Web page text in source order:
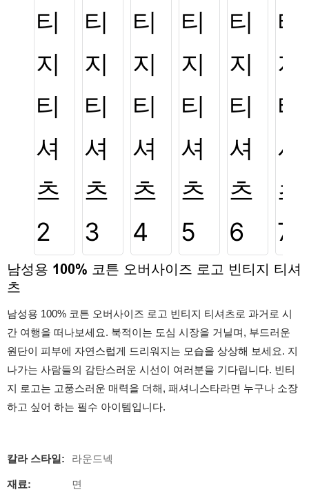
남성용 100% 코튼 오버사이즈 로고 빈티지 티셔
츠
남성용 100% 코튼 오버사이즈 로고 빈티지 티셔츠로 과거로 시
간 여행을 떠나보세요. 북적이는 도심 시장을 거닐며, 부드러운
원단이 피부에 자연스럽게 드리워지는 모습을 상상해 보세요. 지
나가는 사람들의 감탄스러운 시선이 여러분을 기다립니다. 빈티
지 로고는 고풍스러운 매력을 더해, 패셔니스타라면 누구나 소장
하고 싶어 하는 필수 아이템입니다.
칼라 스타일: 라운드넥
재료: 면